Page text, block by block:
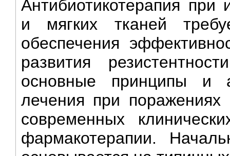
Антибиотикотерапия
и мягких тканей
обеспечения
развития
основные принципы и
лечения при
современных
фармакотерапии.